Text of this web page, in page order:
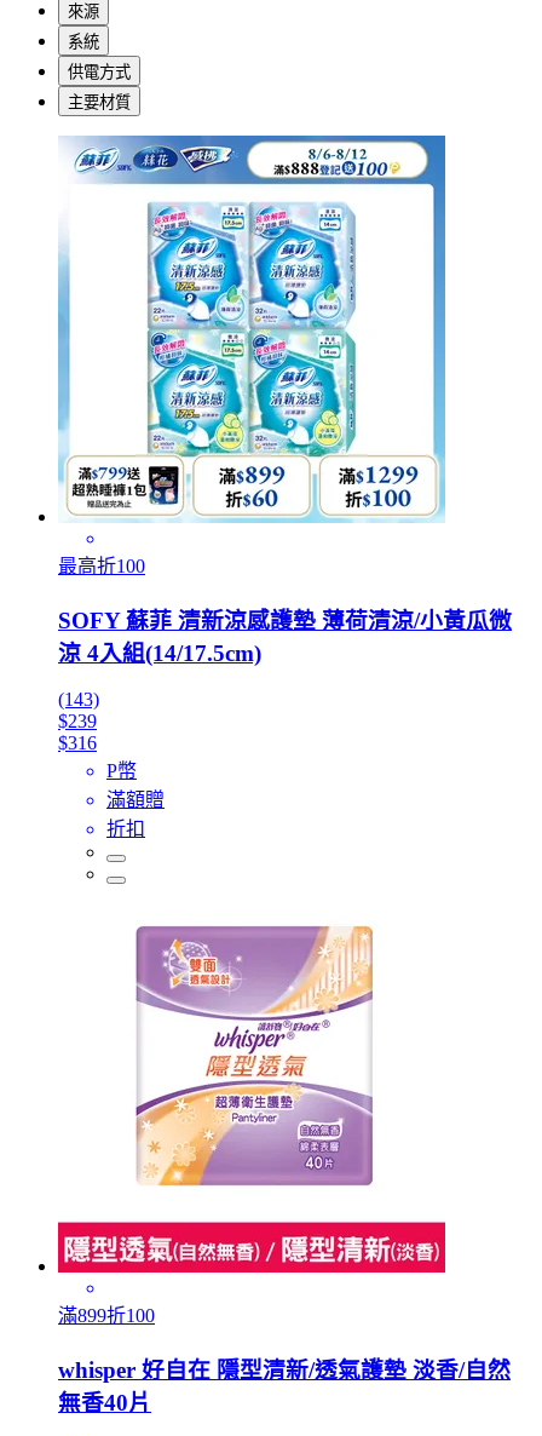
來源
系統
供電方式
主要材質
最高折100
SOFY 蘇菲 清新涼感護墊 薄荷清涼/小黃瓜微
涼 4入組(14/17.5cm)
(143)
$239
$316
P幣
滿額贈
折扣
滿899折100
whisper 好自在 隱型清新/透氣護墊 淡香/自然
無香40片